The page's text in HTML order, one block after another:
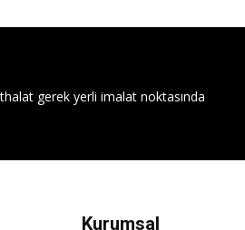
gerek yerli imalat noktasında
Kurumsal